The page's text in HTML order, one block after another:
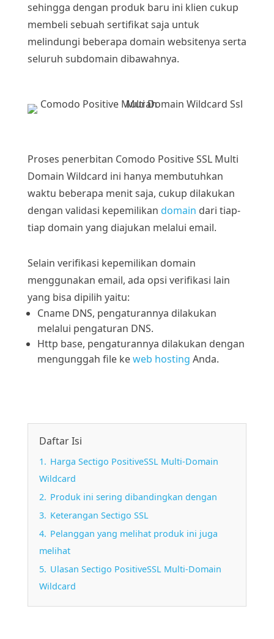
sehingga dengan produk baru ini klien cukup
membeli sebuah sertifikat saja untuk
melindungi beberapa domain websitenya serta
seluruh subdomain dibawahnya.
Proses penerbitan Comodo Positive SSL Multi
Domain Wildcard ini hanya membutuhkan
waktu beberapa menit saja, cukup dilakukan
dengan validasi kepemilikan domain dari tiap-
tiap domain yang diajukan melalui email.
Selain verifikasi kepemilikan domain
menggunakan email, ada opsi verifikasi lain
yang bisa dipilih yaitu:
Cname DNS, pengaturannya dilakukan
melalui pengaturan DNS.
Http base, pengaturannya dilakukan dengan
mengunggah file keweb hosting Anda.
Daftar Isi
1. Harga Sectigo PositiveSSL Multi-Domain
Wildcard
2. Produk ini sering dibandingkan dengan
3. Keterangan Sectigo SSL
4. Pelanggan yang melihat produk ini juga
melihat
5. Ulasan Sectigo PositiveSSL Multi-Domain
Wildcard